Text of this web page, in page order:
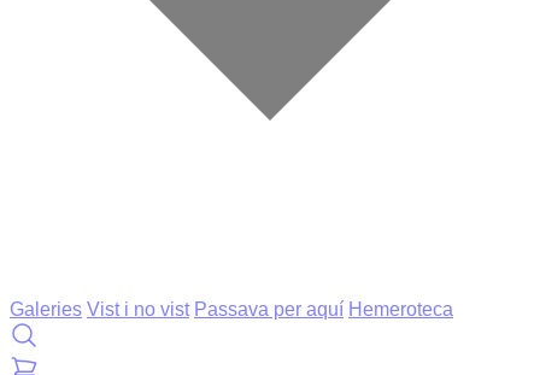
Galeries Vist i no vist Passava per aquí Hemeroteca